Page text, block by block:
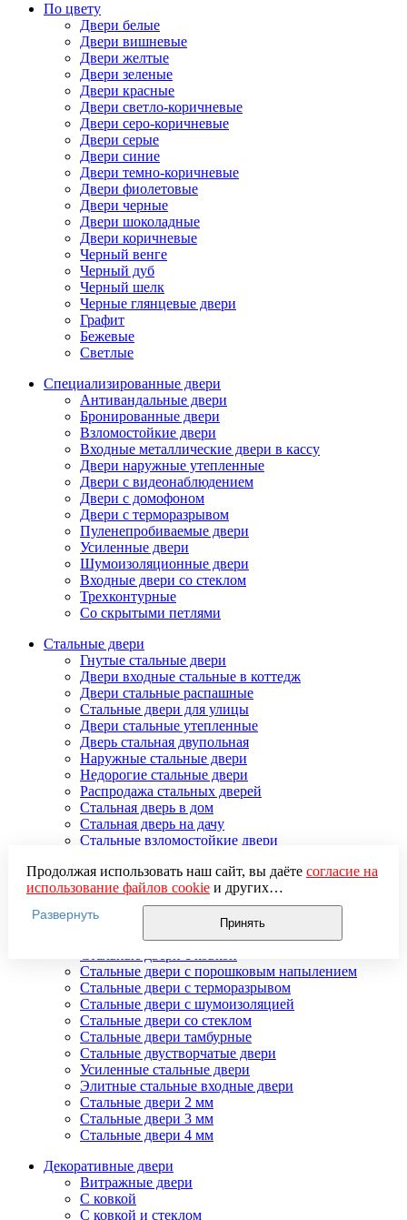
По цвету
Двери белые
Двери вишневые
Двери желтые
Двери зеленые
Двери красные
Двери светло-коричневые
Двери серо-коричневые
Двери серые
Двери синие
Двери темно-коричневые
Двери фиолетовые
Двери черные
Двери шоколадные
Двери коричневые
Черный венге
Черный дуб
Черный шелк
Черные глянцевые двери
Графит
Бежевые
Светлые
Специализированные двери
Антивандальные двери
Бронированные двери
Взломостойкие двери
Входные металлические двери в кассу
Двери наружные утепленные
Двери с видеонаблюдением
Двери с домофоном
Двери с терморазрывом
Пуленепробиваемые двери
Усиленные двери
Шумоизоляционные двери
Входные двери со стеклом
Трехконтурные
Со скрытыми петлями
Стальные двери
Гнутые стальные двери
Двери входные стальные в коттедж
Двери стальные распашные
Стальные двери для улицы
Двери стальные утепленные
Дверь стальная двупольная
Наружные стальные двери
Недорогие стальные двери
Распродажа стальных дверей
Стальная дверь в дом
Стальная дверь на дачу
Стальные взломостойкие двери
Стальные двери в подъезд
Стальные двери внутреннего открывания
Стальные двери массив
Стальные двери мдф
Стальные двери с зеркалом
Стальные двери с порошковым напылением
Стальные двери с терморазрывом
Стальные двери с шумоизоляцией
Стальные двери со стеклом
Стальные двери тамбурные
Стальные двустворчатые двери
Усиленные стальные двери
Элитные стальные входные двери
Стальные двери 2 мм
Стальные двери 3 мм
Стальные двери 4 мм
Декоративные двери
Витражные двери
С ковкой
С ковкой и стеклом
Продолжая использовать наш сайт, вы даёте согласие на
использование файлов cookieи других
пользовательских данных (включая IP-адрес, сведения о
местоположении, устройстве, действиях на сайте и т. п.)
для функционирования сайта, проведения
использования систем аналитики (например,
Яндекс.Метрика), в соответствии с нашей
обработки персональных данных.
Если вы не хотите, чтобы ваши данные обрабатывались,
настройте ограничения в браузере или покиньте сайт.
Развернуть
Принять